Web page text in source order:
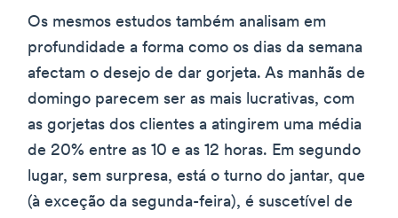
Os mesmos estudos também analisam em
profundidade a forma como os dias da semana
afectam o desejo de dar gorjeta. As manhãs de
domingo parecem ser as mais lucrativas, com
as gorjetas dos clientes a atingirem uma média
de 20% entre as 10 e as 12 horas. Em segundo
lugar, sem surpresa, está o turno do jantar, que
(à exceção da segunda-feira), é suscetível de